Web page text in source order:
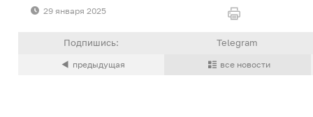
29 января 2025